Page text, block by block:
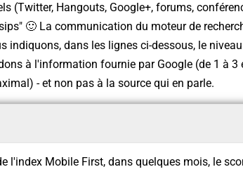
(Twitter, Hangouts, Google+, forums,
🙂 La communication du moteur de
dans les lignes ci-dessous, le
à l'information fournie par Google (de 1 à 3
- et non pas à la source qui en parle.
l'index Mobile First, dans quelques mois, le